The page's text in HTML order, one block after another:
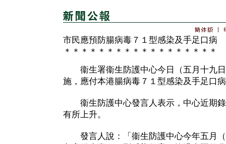
市民應預防腸病毒７１型感染及手足口病
＊＊＊＊＊＊＊＊＊＊＊＊＊＊＊＊＊＊
衞生署衞生防護中心今日（五月十九日
施，應付本港腸病毒７１型感染及手足口
衞生防護中心發言人表示，中心近期錄
有所上升。
發言人說：「衞生防護中心今年五月（